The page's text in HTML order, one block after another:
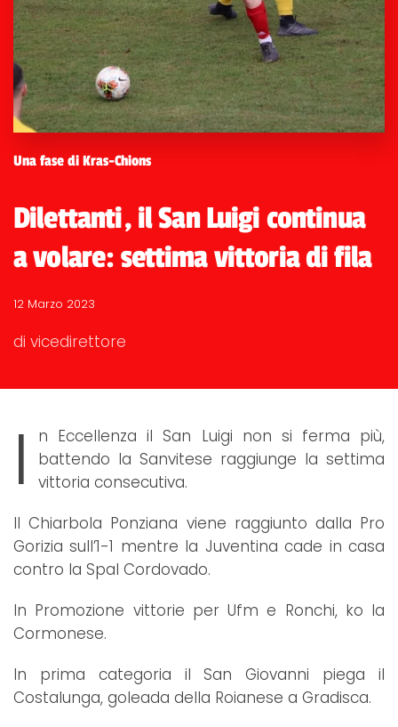
Una fase di Kras-Chions
Dilettanti, il San Luigi continua
a volare: settima vittoria di fila
12 Marzo 2023
di vicedirettore
I
n Eccellenza il San Luigi non si ferma più,
battendo la Sanvitese raggiunge la settima
vittoria consecutiva.
Il Chiarbola Ponziana viene raggiunto dalla Pro
Gorizia sull’1-1 mentre la Juventina cade in casa
contro la Spal Cordovado.
In Promozione vittorie per Ufm e Ronchi, ko la
Cormonese.
In prima categoria il San Giovanni piega il
Costalunga, goleada della Roianese a Gradisca.